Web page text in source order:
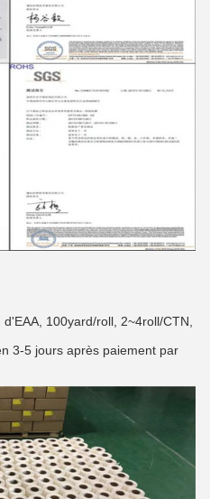
100yard/roll, 2~4roll/CTN,
3-5 jours après paiement par